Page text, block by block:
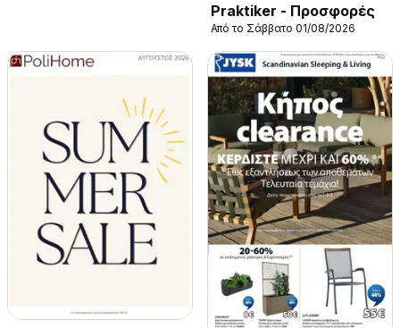
Praktiker - Προσφορές
Από το Σάββατο 01/08/2026